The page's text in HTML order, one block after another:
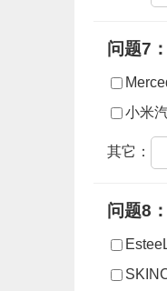
问题7
小米
其它：
问题8